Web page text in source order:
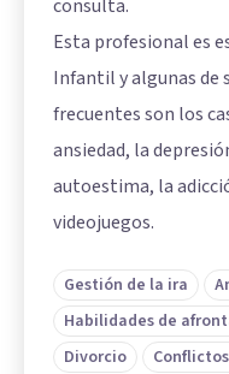
consulta.
Esta profesional es
Infantil y algunas de
frecuentes son los
ansiedad, la
autoestima, la
videojuegos.
Gestión de la ira
Habilidades de
Divorcio